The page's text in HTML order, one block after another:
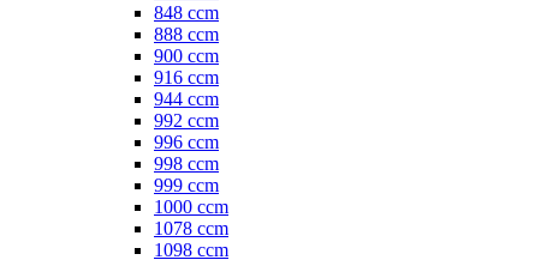
848 ccm
888 ccm
900 ccm
916 ccm
944 ccm
992 ccm
996 ccm
998 ccm
999 ccm
1000 ccm
1078 ccm
1098 ccm